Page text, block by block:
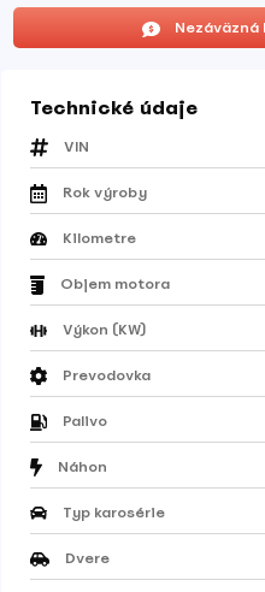
Technické údaje
VIN
Rok výroby
Kilometre
Objem motora
Výkon (KW)
Prevodovka
Palivo
Náhon
Typ karosérie
Dvere